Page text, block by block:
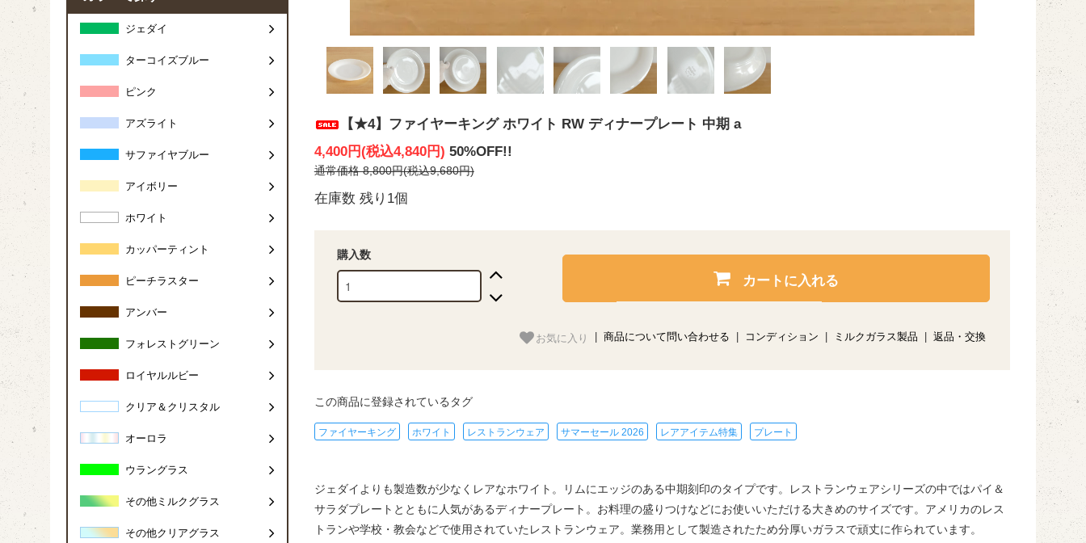
【★4】ファイヤーキング ホワイト RW ディナープレート 中期 a
4,400円(税込4,840円) 50%OFF!!
通常価格 8,800円(税込9,680円)
在庫数 残り1個
購入数
カートに入れる
お気に入り 商品について問い合わせる コンディション ミルクガラス製品 返品・交換
この商品に登録されているタグ
ファイヤーキング ホワイト レストランウェア サマーセール 2026 レアアイテム特集 プレート
ジェダイよりも製造数が少なくレアなホワイト。リムにエッジのある中期刻印のタイプです。レストランウェアシリーズの中ではパイ＆
サラダプレートとともに人気があるディナープレート。お料理の盛りつけなどにお使いいただける大きめのサイズです。アメリカのレス
トランや学校・教会などで使用されていたレストランウェア。業務用として製造されたため分厚いガラスで頑丈に作られています。
ジェダイ
ターコイズブルー
ピンク
アズライト
サファイヤブルー
アイボリー
ホワイト
カッパーティント
ピーチラスター
アンバー
フォレストグリーン
ロイヤルルビー
クリア＆クリスタル
オーロラ
ウラングラス
その他ミルクグラス
その他クリアグラス